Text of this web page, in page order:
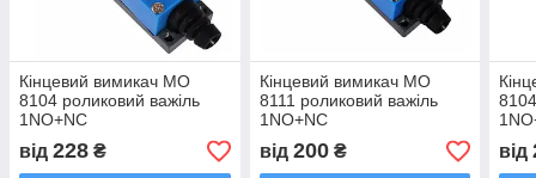
Кінцевий вимикач МО
8104 роликовий важіль
1NO+NC
від 228 ₴
Кінцевий вимикач МО
8111 роликовий важіль
1NO+NC
від 200₴ від